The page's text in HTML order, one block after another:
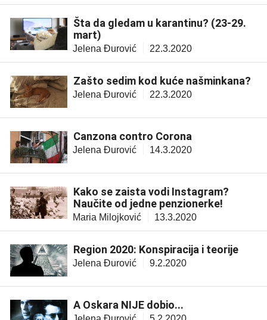
Šta da gledam u karantinu? (23-29.
mart)
Jelena Đurović 22.3.2020
Zašto sedim kod kuće našminkana?
Jelena Đurović 22.3.2020
Canzona contro Corona
Jelena Đurović 14.3.2020
Kako se zaista vodi Instagram?
Naučite od jedne penzionerke!
Maria Milojković 13.3.2020
Region 2020: Konspiracija i teorije
Jelena Đurović 9.2.2020
A Oskara NIJE dobio...